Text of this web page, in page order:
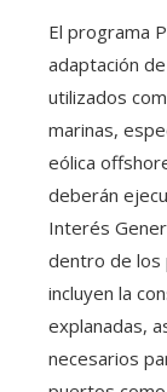
El programa
adaptación
utilizados
marinas,
eólica
deberán
Interés
dentro de los
incluyen la
explanadas,
necesarios